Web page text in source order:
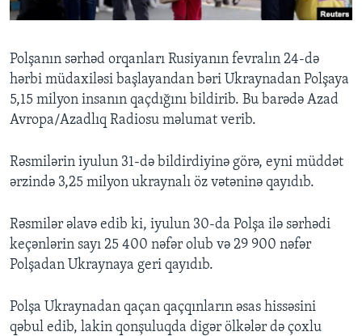
Polşanın sərhəd orqanları Rusiyanın fevralın 24-də
hərbi müdaxiləsi başlayandan bəri Ukraynadan Polşaya
5,15 milyon insanın qaçdığını bildirib. Bu barədə Azad
Avropa/Azadlıq Radiosu məlumat verib.
Rəsmilərin iyulun 31-də bildirdiyinə görə, eyni müddət
ərzində 3,25 milyon ukraynalı öz vətəninə qayıdıb.
Rəsmilər əlavə edib ki, iyulun 30-da Polşa ilə sərhədi
keçənlərin sayı 25 400 nəfər olub və 29 900 nəfər
Polşadan Ukraynaya geri qayıdıb.
Polşa Ukraynadan qaçan qaçqınların əsas hissəsini
qəbul edib, lakin qonşuluqda digər ölkələr də çoxlu